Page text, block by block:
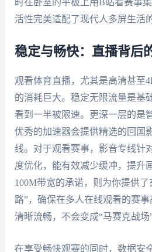
时在卧室的平板上用B站看赛事
活性完美适配了现代人多屏生活
稳定与畅快：直播背后
观看体育直播，尤其是高清甚至
的消耗巨大。稳定无限流量是基
看到一半被限速。更深一层的是
优秀的加速器会提供精选的回国
线。对于观看赛事，影音专线针
度优化，能有效减少缓冲，提升
100M带宽的承诺，则为你提供
路”，确保在多人在线观看的赛
清晰流畅，不会变成“马赛克战场”
在享受畅快观赛的同时，数据安